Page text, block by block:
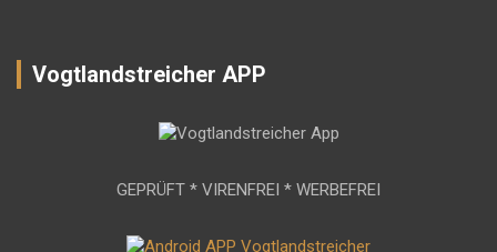
Vogtlandstreicher APP
GEPRÜFT * VIRENFREI * WERBEFREI